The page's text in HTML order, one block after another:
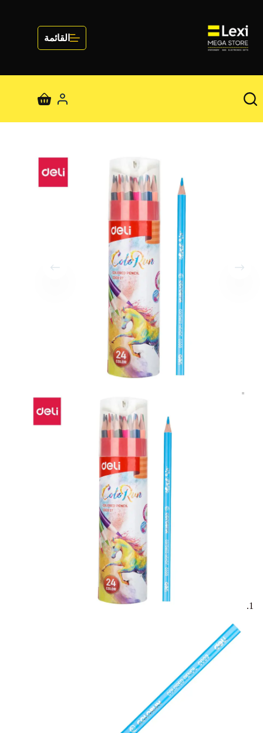
المحتوى
القائمة
عربة